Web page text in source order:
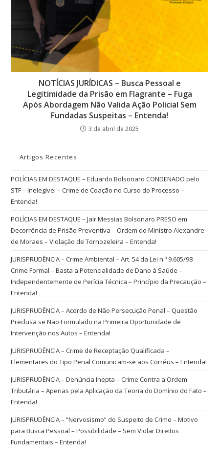
NOTÍCIAS JURÍDICAS – Busca Pessoal e
Legitimidade da Prisão em Flagrante – Fuga
Após Abordagem Não Valida Ação Policial Sem
Fundadas Suspeitas – Entenda!
3 de abril de 2025
Artigos Recentes
POLÍCIAS EM DESTAQUE – Eduardo Bolsonaro CONDENADO pelo
STF – Inelegível – Crime de Coação no Curso do Processo –
Entenda!
POLÍCIAS EM DESTAQUE – Jair Messias Bolsonaro PRESO em
Decorrência de Prisão Preventiva – Ordem do Ministro Alexandre
de Moraes – Violação de Tornozeleira – Entenda!
JURISPRUDÊNCIA – Crime Ambiental – Art. 54 da Lei n.º 9.605/98
Crime Formal – Basta a Potencialidade de Dano à Saúde –
Independentemente de Perícia Técnica – Princípio da Precaução –
Entenda!
JURISPRUDÊNCIA – Acordo de Não Persecução Penal – Questão
Preclusa se Não Formulado na Primeira Oportunidade de
Intervenção nos Autos – Entenda!
JURISPRUDÊNCIA – Crime de Receptação Qualificada –
Elementares do Tipo Penal Comunicam-se aos Corréus – Entenda!
JURISPRUDÊNCIA – Denúncia Inepta – Crime Contra a Ordem
Tributária – Apenas pela Aplicação da Teoria do Domínio do Fato –
Entenda!
JURISPRUDÊNCIA – “Nervosismo” do Suspeito de Crime – Motivo
para Busca Pessoal – Possibilidade – Sem Violar Direitos
Fundamentais – Entenda!